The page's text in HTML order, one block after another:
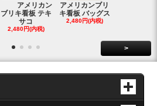
アメリカン
ブリキ看板 テキ
サコ
2,480円(内税)
アメリカンブリ
キ看板 バッグス
2,480円(内税)
>